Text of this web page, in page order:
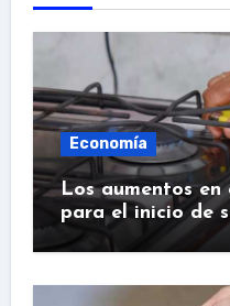
Economía
Los aumentos
para el inicio de